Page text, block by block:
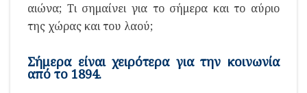
αιώνα; Τι σημαίνει για το σήμερα και το αύριο
της χώρας και του λαού;
Σήμερα είναι χειρότερα για την κοινωνία
από το 1894.